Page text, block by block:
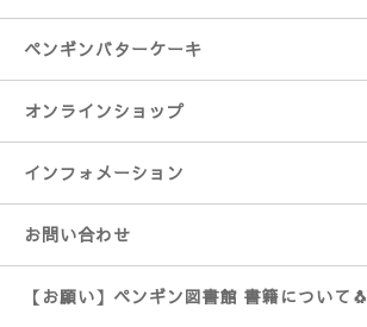
ペンギンバターケーキ
オンラインショップ
インフォメーション
お問い合わせ
【お願い】ペンギン図書館 書籍について🐧